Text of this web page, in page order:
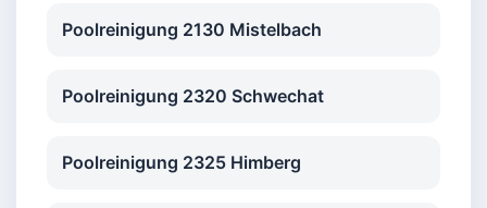
Poolreinigung 2130 Mistelbach
Poolreinigung 2320 Schwechat
Poolreinigung 2325 Himberg